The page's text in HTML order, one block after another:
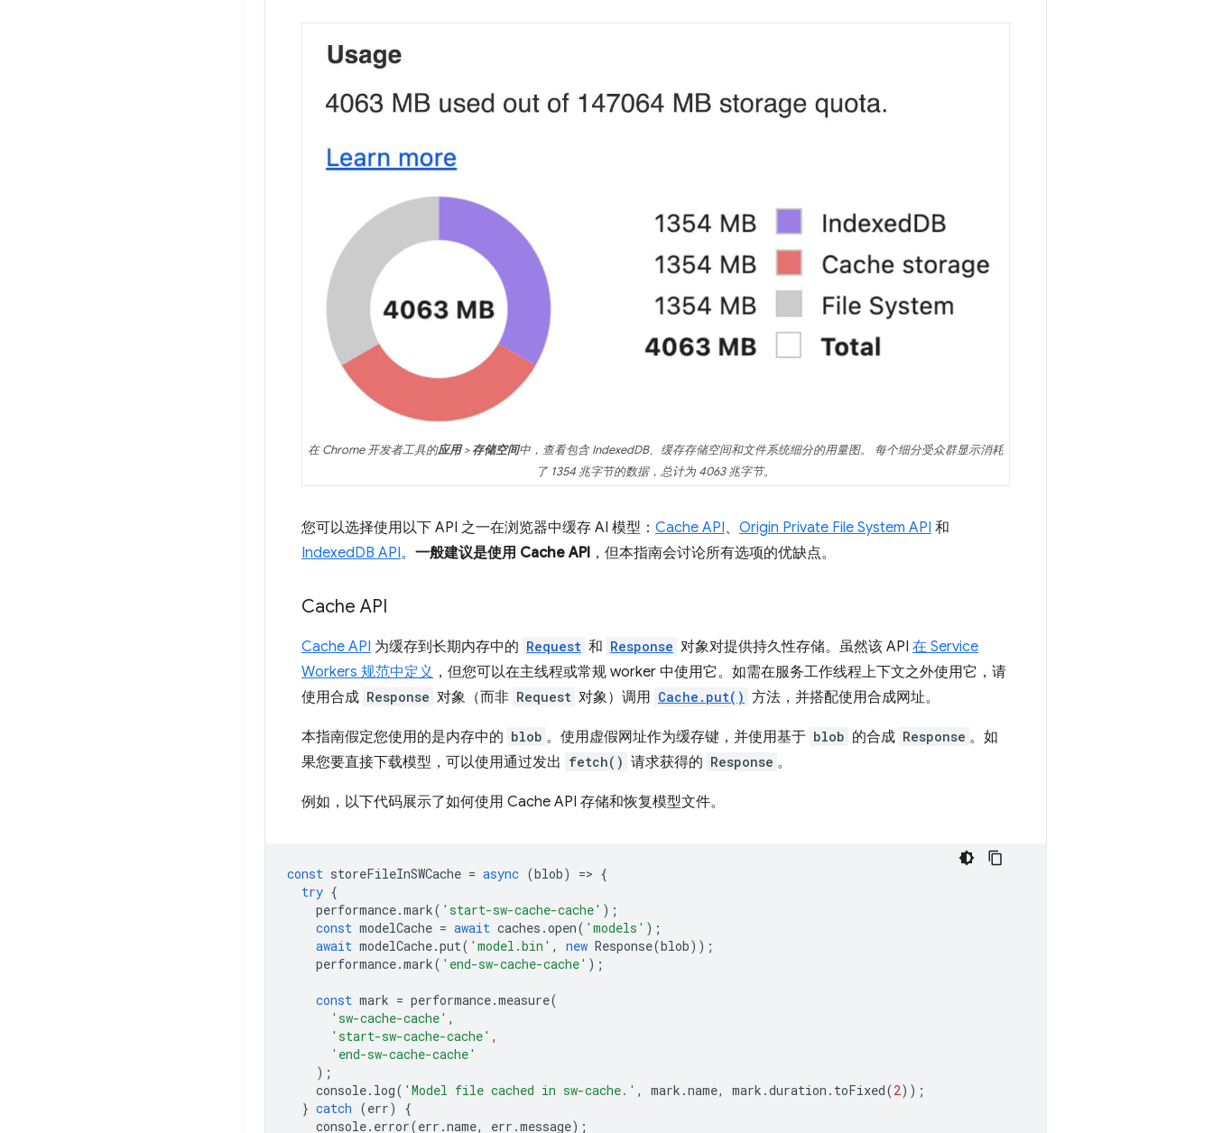
在 Chrome 开发者工具的应用>存储空间中，查看包含 IndexedDB、缓存存储空间和文件系统细分的用量图。 每个细分受众群显示消耗
了 1354 兆字节的数据，总计为 4063 兆字节。
您可以选择使用以下 API 之一在浏览器中缓存 AI 模型： Cache API、 Origin Private File System API 和
IndexedDB API。 一般建议是使用 Cache API ，但本指南会讨论所有选项的优缺点。
Cache API
Cache API 为缓存到长期内存中的 Request 和 Response 对象对提供持久性存储。虽然该 API 在 Service
Workers 规范中定义 ，但您可以在主线程或常规 worker 中使用它。如需在服务工作线程上下文之外使用它，请
使用合成 Response 对象（而非 Request 对象）调用 Cache.put() 方法，并搭配使用合成网址。
本指南假定您使用的是内存中的 blob 。使用虚假网址作为缓存键，并使用基于 blob 的合成 Response 。如
果您要直接下载模型，可以使用通过发出 fetch() 请求获得的 Response 。
例如，以下代码展示了如何使用 Cache API 存储和恢复模型文件。
const storeFileInSWCache = async (blob) => {
try {
performance.mark( 'start-sw-cache-cache' );
const modelCache = await caches .open( 'models' );
await modelCache.put( 'model.bin' , new Response(blob));
performance.mark( 'end-sw-cache-cache' );
const mark = performance.measure(
'sw-cache-cache' ,
'start-sw-cache-cache' ,
'end-sw-cache-cache'
);
console. log( 'Model file cached in sw-cache.' , mark .name, mark .duration . toFixed(2));
} catch (err)
{
console. error(err .name, err .message);